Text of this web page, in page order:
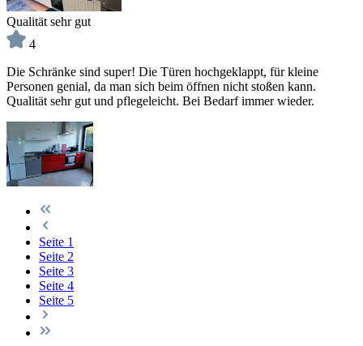
Qualität sehr gut
4
Die Schränke sind super! Die Türen hochgeklappt, für kleine
Personen genial, da man sich beim öffnen nicht stoßen kann.
Qualität sehr gut und pflegeleicht. Bei Bedarf immer wieder.
Seite 1
Seite 2
Seite 3
Seite 4
Seite 5